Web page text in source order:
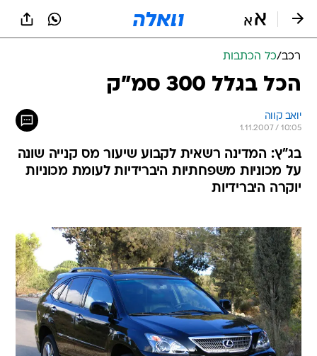
רכב/כל הכתבות
הכל בגלל 300 סמ"ק
יואב קווה
1.11.2007 / 10:05
בג"ץ: המדינה רשאית לקבוע שיעור מס קנייה שונה
על מכוניות משפחתיות היברידיות לעומת מכוניות
יוקרה היברידיות